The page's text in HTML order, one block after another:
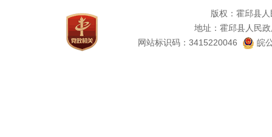
六
集、研
版权：霍邱县
地址：霍邱县人民
网站标识码：3415220046
皖